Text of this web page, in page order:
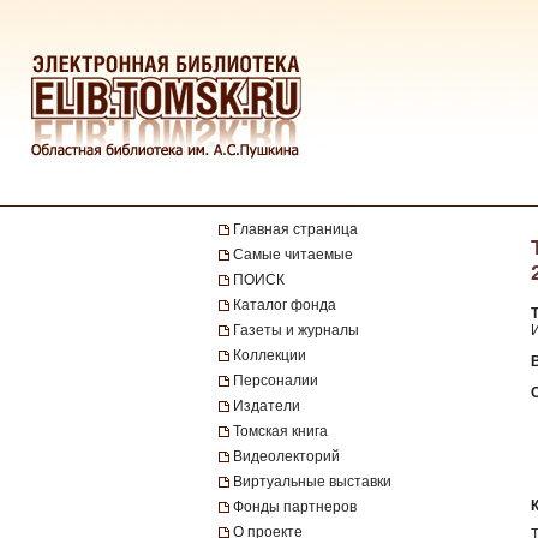
Главная страница
Самые читаемые
ПОИСК
Каталог фонда
Газеты и журналы
Коллекции
Персоналии
Издатели
Томская книга
Видеолекторий
Виртуальные выставки
Фонды партнеров
О проекте